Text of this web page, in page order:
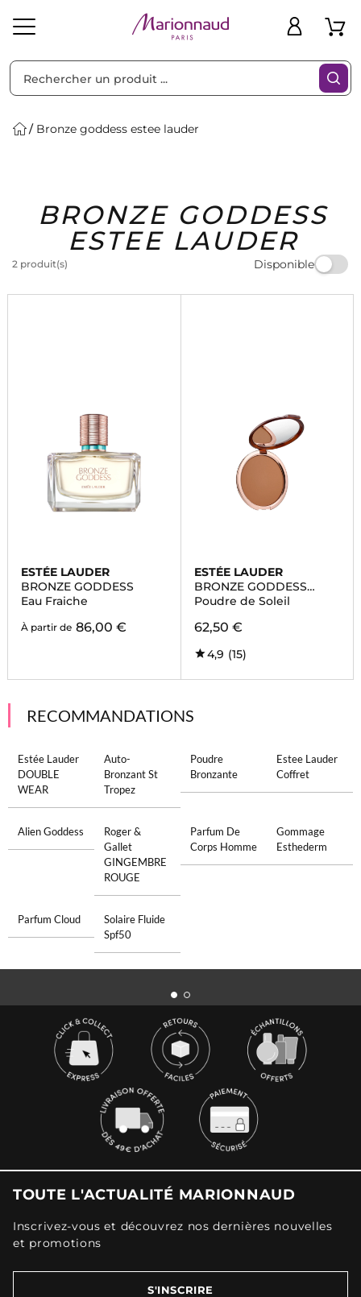
Solaire Homme Marques Idées
Cadeaux
Bons
Plans
Bronze goddess estee lauder
BRONZE GODDESS
ESTEE LAUDER
2 produit(s) Disponible
Filtres
ESTÉE LAUDER
BRONZE GODDESS
Eau Fraiche
À partir de 86,00 €
ESTÉE LAUDER
BRONZE GODDESS
POUDRE
Poudre de Soleil
62,50 €
4,9 (15)
RECOMMANDATIONS
Estée Lauder
DOUBLE
WEAR
Auto-
Bronzant St
Tropez
Poudre
Bronzante
Estee Lauder
Coffret
Alien Goddess
Roger &
Gallet
GINGEMBRE
ROUGE
Parfum De
Corps Homme
Gommage
Esthederm
Parfum Cloud
Solaire Fluide
Spf50
TOUTE L'ACTUALITÉ MARIONNAUD
Inscrivez-vous et découvrez nos dernières nouvelles
et promotions
S'INSCRIRE